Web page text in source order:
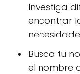
Investiga
encontrar
Busca tu
el nombre